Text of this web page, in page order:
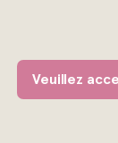
Veuillez